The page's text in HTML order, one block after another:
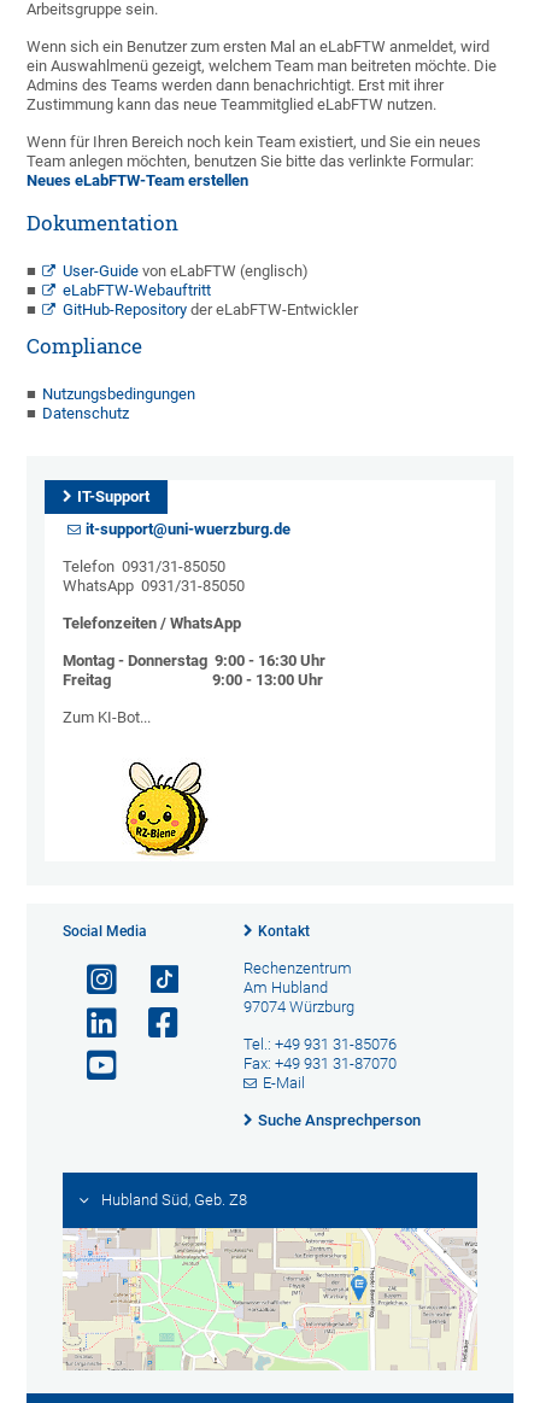
Arbeitsgruppe sein.
Wenn sich ein Benutzer zum ersten Mal an eLabFTW anmeldet, wird
ein Auswahlmenü gezeigt, welchem Team man beitreten möchte. Die
Admins des Teams werden dann benachrichtigt. Erst mit ihrer
Zustimmung kann das neue Teammitglied eLabFTW nutzen.
Wenn für Ihren Bereich noch kein Team existiert, und Sie ein neues
Team anlegen möchten, benutzen Sie bitte das verlinkte Formular:
Neues eLabFTW-Team erstellen
Dokumentation
User-Guide von eLabFTW (englisch)
eLabFTW-Webauftritt
GitHub-Repository der eLabFTW-Entwickler
Compliance
Nutzungsbedingungen
Datenschutz
IT-Support
it-support@uni-wuerzburg.de
Telefon 0931/31-85050
WhatsApp 0931/31-85050
Telefonzeiten / WhatsApp
Montag - Donnerstag 9:00 - 16:30 Uhr
Freitag 9:00 - 13:00 Uhr
Zum KI-Bot...
Social Media Kontakt
Rechenzentrum
Am Hubland
97074 Würzburg
Tel.: +49 931 31-85076
Fax: +49 931 31-87070
E-Mail
Suche Ansprechperson
Hubland Süd, Geb. Z8